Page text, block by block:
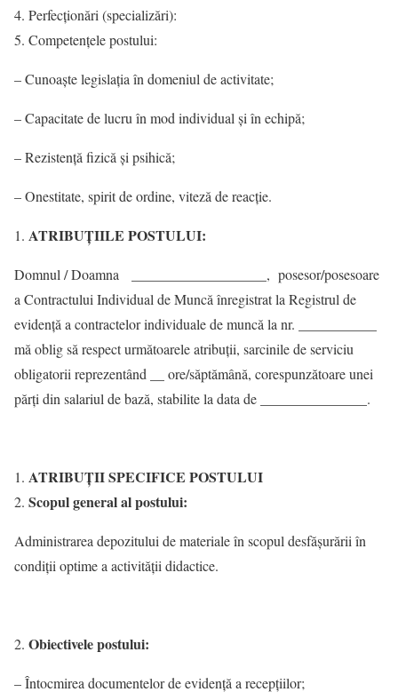
Perfecţionări (specializări):
Competențele postului:
– Cunoaşte legislaţia în domeniul de activitate;
– Capacitate de lucru în mod individual şi în echipă;
– Rezistență fizică şi psihică;
– Onestitate, spirit de ordine, viteză de reacție.
ATRIBUŢIILE POSTULUI:
Domnul / Doamna ___________________, posesor/posesoare
a Contractului Individual de Muncă înregistrat la Registrul de
evidenţă a contractelor individuale de muncă la nr. ___________
mă oblig să respect următoarele atribuții, sarcinile de serviciu
obligatorii reprezentând __ ore/săptămână, corespunzătoare unei
părţi din salariul de bază, stabilite la data de _______________.
ATRIBUŢII SPECIFICE POSTULUI
Scopul general al postului:
Administrarea depozitului de materiale în scopul desfășurării în
condiții optime a activității didactice.
Obiectivele postului:
– Întocmirea documentelor de evidență a recepțiilor;